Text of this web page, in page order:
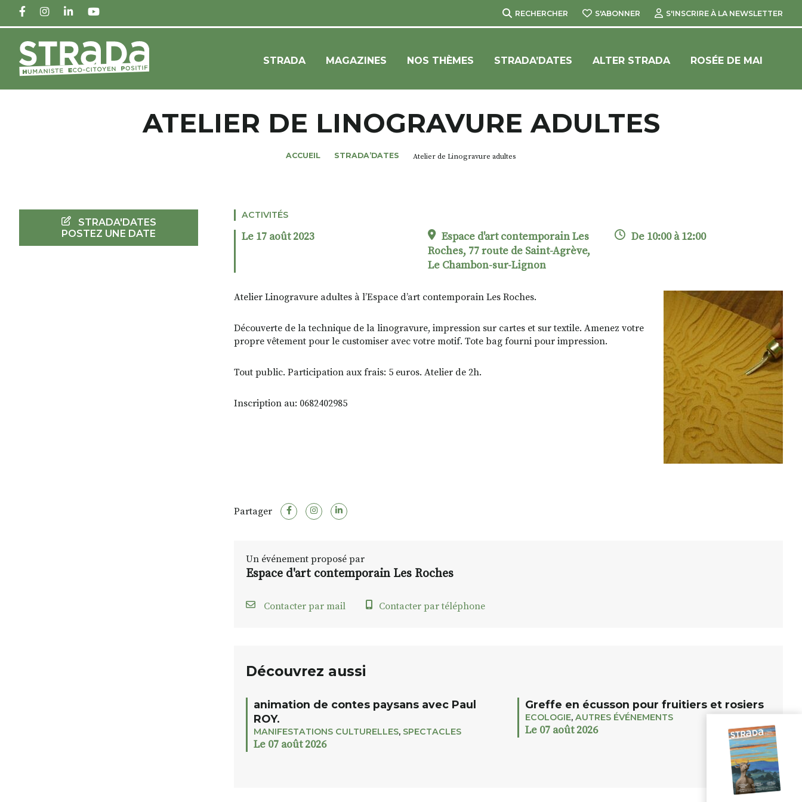
FACEBOOKINSTAGRAM
LINKEDINYOUTUBE RECHERCHER S'ABONNER S'INSCRIRE À LA NEWSLETTER
STRADA MAGAZINES NOS THÈMES STRADA’DATES ALTER STRADA ROSÉE DE MAI
ATELIER DE LINOGRAVURE ADULTES
ACCUEIL STRADA’DATES Atelier de Linogravure adultes
ACTIVITÉS
Le 17 août 2023
Espace d'art contemporain Les
Roches, 77 route de Saint-Agrève,
Le Chambon-sur-Lignon
De 10:00 à 12:00
Atelier Linogravure adultes à l’Espace d’art contemporain Les Roches.
Découverte de la technique de la linogravure, impression sur cartes et sur textile. Amenez votre
propre vêtement pour le customiser avec votre motif. Tote bag fourni pour impression.
Tout public. Participation aux frais: 5 euros. Atelier de 2h.
Inscription au: 0682402985
Partager
Un événement proposé par
Espace d'art contemporain Les Roches
Contacter par mail Contacter par téléphone
Découvrez aussi
animation de contes paysans avec Paul
ROY.
MANIFESTATIONS CULTURELLES, SPECTACLES
Le 07 août 2026
Greffe en écusson pour fruitiers et rosiers
ECOLOGIE, AUTRES ÉVÉNEMENTS
Le 07 août 2026
STRADA'DATES
POSTEZ UNE DATE